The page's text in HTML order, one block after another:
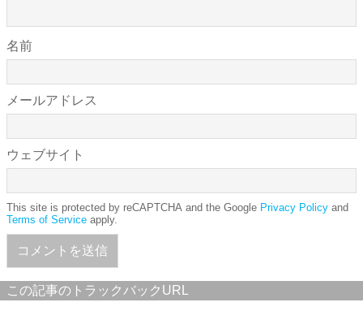
名前
メールアドレス
ウェブサイト
This site is protected by reCAPTCHA and the Google Privacy Policy and
Terms of Service apply.
この記事のトラックバックURL